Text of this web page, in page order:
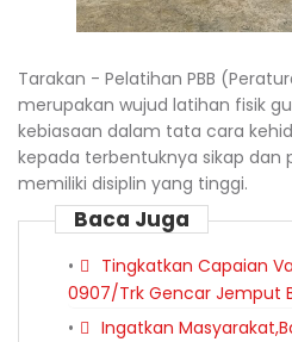
Tarakan - Pelatihan PBB
merupakan wujud latihan fisik
kebiasaan dalam tata cara
kepada terbentuknya sikap dan
memiliki disiplin yang tinggi.
Baca Juga
Tingkatkan Capaian
0907/Trk Gencar Jemput
Ingatkan